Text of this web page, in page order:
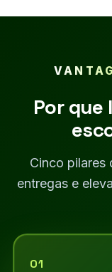
Por
Cinco pilares
entregas e
01